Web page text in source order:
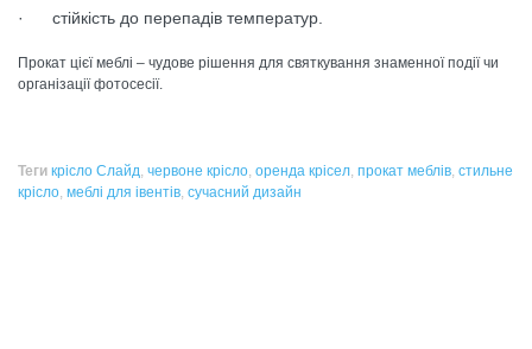
· стійкість до перепадів температур.
Прокат цієї меблі – чудове рішення для святкування знаменної події чи
організації фотосесії.
Теги крісло Слайд, червоне крісло, оренда крісел, прокат меблів, стильне
крісло, меблі для івентів, сучасний дизайн